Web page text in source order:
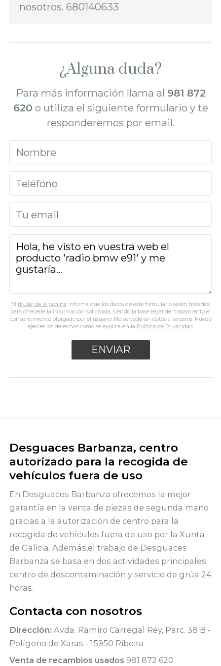
nosotros. 680140633
¿Alguna duda?
Para más información llama al 981 872
620 o utiliza el siguiente formulario y te
responderemos por email.
El titular de la página informa que los datos de este formulario serán tratados
para ofrecerle la información solicitada, siendo la base legal del tratamiento el
consentimiento otorgado por el usuario. No se cederán datos a terceros. Puede
ejercer los derechos como se explica en la Política de Privacidad.
Desguaces Barbanza, centro
autorizado para la recogida de
vehículos fuera de uso
En Desguaces Barbanza ofrecemos la mejor
garantía en la venta de piezas de segunda mano
gracias a la autorización de centro para la
recogida de vehículos fuera de uso por la Xunta
de Galicia. Además,el trabajo de Desguaces
Barbanza se basa en dos actividades principales:
centro de descontaminación y servicio de grúa 24
horas.
Contacta con nosotros
Dirección: Avda. Ramiro Carregal Rey, Parc. 38 B -
Polígono de Xaras - 15950 Ribeira
Venta de recambios usados 981 872 620